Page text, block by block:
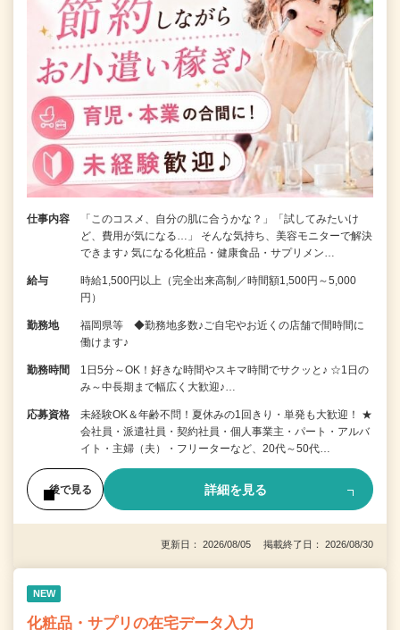
仕事内容
「このコスメ、自分の肌に合うかな？」「試してみたいけ
ど、費用が気になる…」 そんな気持ち、美容モニターで解決
できます♪ 気になる化粧品・健康食品・サプリメン…
給与
時給1,500円以上（完全出来高制／時間額1,500円～5,000
円）
勤務地
福岡県等 ◆勤務地多数♪ご自宅やお近くの店舗で間時間に
働けます♪
勤務時間
1日5分～OK！好きな時間やスキマ時間でサクッと♪ ☆1日の
み～中長期まで幅広く大歓迎♪…
応募資格
未経験OK＆年齢不問！夏休みの1回きり・単発も大歓迎！ ★
会社員・派遣社員・契約社員・個人事業主・パート・アルバ
イト・主婦（夫）・フリーターなど、20代～50代…
後で見る 詳細を見る
更新日： 2026/08/05 掲載終了日： 2026/08/30
NEW
化粧品・サプリの在宅データ入力